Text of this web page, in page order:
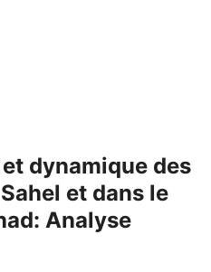
dynamique des
et dans le
Analyse